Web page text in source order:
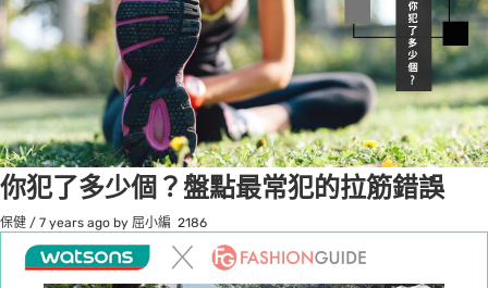
你犯了多少個？盤點最常犯的拉筋錯誤
保健 / 7 years ago by 屈小編 2186